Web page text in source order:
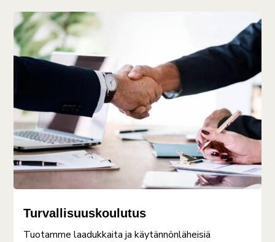
Turvallisuuskoulutus
Tuotamme laadukkaita ja käytännönläheisiä